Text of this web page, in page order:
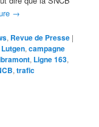
→
, Revue de Presse |
,campagne
, Ligne 163,
,trafic